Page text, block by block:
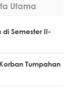
Utama
di Semester II-
Tumpahan